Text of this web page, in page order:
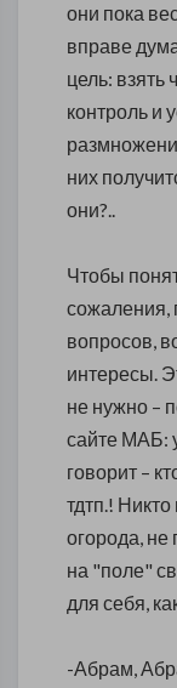
они пока
вправе
цель: взять
контроль и
них
они?..
Чтобы
сожаления,
вопросов,
интересы.
не нужно –
сайте МАБ:
говорит –
тдтп.!
огорода, не
на "поле"
для себя,
-Абрам,